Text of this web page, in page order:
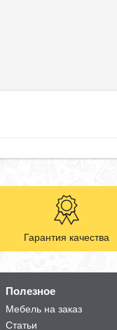
Гарантия качества
Полезное
Мебель на заказ
Статьи